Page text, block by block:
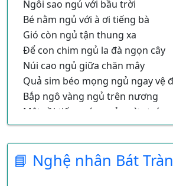
Ngôi sao ngủ với bầu trời
Bé nằm ngủ với à ơi tiếng bà
Gió còn ngủ tận thung xa
Để con chim ngủ la đà ngọn cây
Núi cao ngủ giữa chăn mây
Quả sim béo mọng ngủ ngay vệ
Bắp ngô vàng ngủ trên nương
Mệt rồi tiếng sáo ngủ vườn trúc
Thức nâng nhịp cối thậm thình
📘 Nghệ nhân Bát